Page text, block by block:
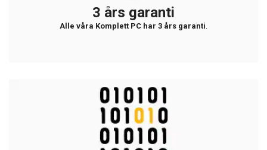
3 års garanti
Alle våra Komplett PC har 3 års garanti.